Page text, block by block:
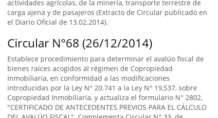
actividades agrícolas, de la minería, transporte terrestre de
carga ajena y de pasajeros (Extracto de Circular publicado en
el Diario Oficial de 13.02.2014).
Circular N°68 (26/12/2014)
Establece procedimiento para determinar el avalúo fiscal de
bienes raíces acogidos al régimen de Copropiedad
Inmobiliaria, en conformidad a las modificaciones
introducidas por la Ley N° 20.741 a la Ley N° 19,537, sobre
Copropiedad Inmobiliaria, y actualiza el formulario N° 2802,
"CERTIFICADO DE ANTECEDENTES PREVIOS PARA EL CÁLCULO